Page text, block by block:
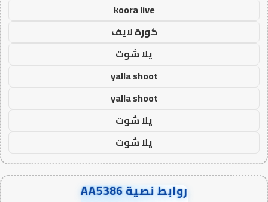
koora live
كورة لايف
يلا شوت
yalla shoot
yalla shoot
يلا شوت
يلا شوت
روابط نصية AA5386